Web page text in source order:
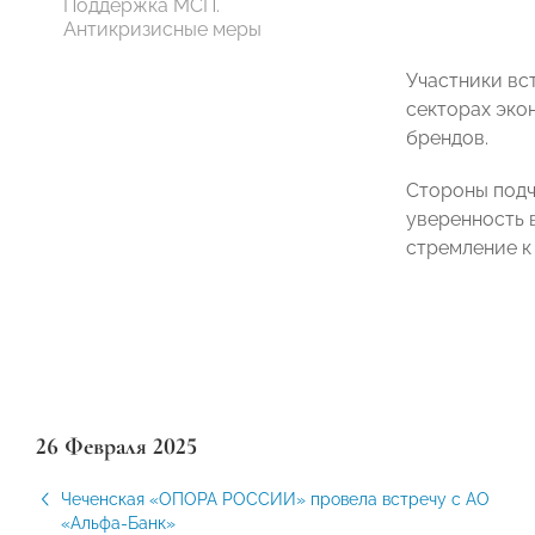
Поддержка МСП.
Антикризисные меры
Участники
секторах
брендов.
Стороны
уверенность
стремление
26 Февраля 2025
Чеченская «ОПОРА РОССИИ» провела встречу с АО
«Альфа-Банк»